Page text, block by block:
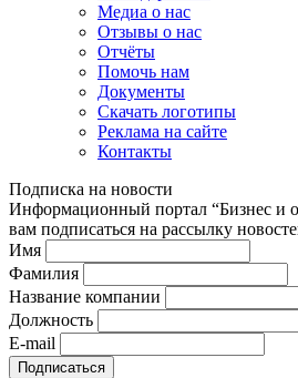
Медиа о нас
Отзывы о нас
Отчёты
Помочь нам
Документы
Скачать логотипы
Реклама на сайте
Контакты
Подписка на новости
Информационный портал “Бизнес и
вам подписаться на рассылку
Имя
Фамилия
Название компании
Должность
E-mail